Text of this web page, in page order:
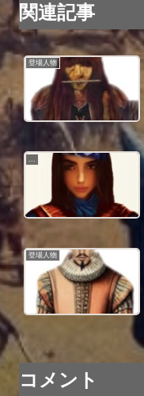
関連記事
登場人物
登場人物
コメント